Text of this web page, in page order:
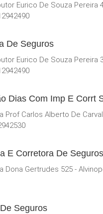
Eurico De Souza Pereira
De Seguros
Eurico De Souza Pereira
Dias Com Imp E Corrt
Prof Carlos Alberto De
E Corretora De Seguros
Dona Gertrudes 525 -
Seguros